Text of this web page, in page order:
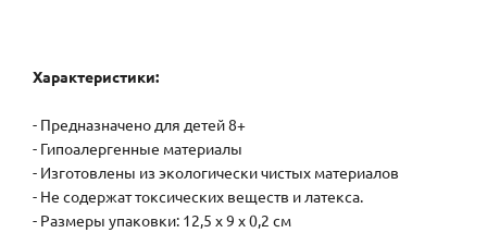
Характеристики:
- Предназначено для детей 8+
- Гипоалергенные материалы
- Изготовлены из экологически чистых материалов
- Не содержат токсических веществ и латекса.
- Размеры упаковки: 12,5 х 9 х 0,2 см